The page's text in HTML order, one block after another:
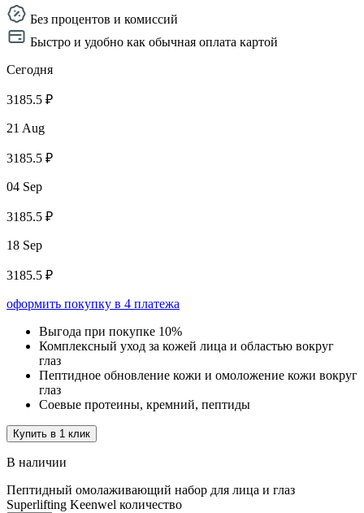
Без процентов и комиссий
Быстро и удобно как обычная оплата картой
Сегодня
3185.5 ₽
21 Aug
3185.5 ₽
04 Sep
3185.5 ₽
18 Sep
3185.5 ₽
оформить покупку в 4 платежа
Выгода при покупке 10%
Комплексный уход за кожей лица и областью вокруг
глаз
Пептидное обновление кожи и омоложение кожи вокруг
глаз
Соевые протеины, кремний, пептиды
Купить в 1 клик
В наличии
Пептидный омолаживающий набор для лица и глаз
Superlifting Keenwel количество